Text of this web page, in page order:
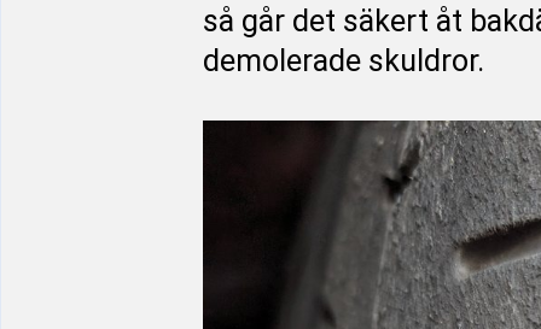
så går det säkert åt
demolerade skuldror.